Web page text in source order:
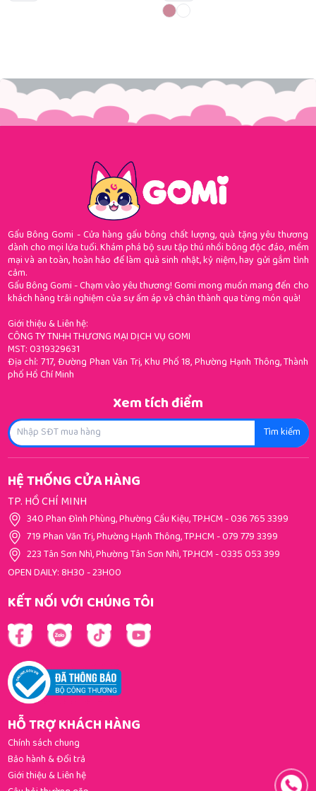
Gấu Bông Gomi - Cửa hàng gấu bông chất lượng, quà tặng yêu thương
dành cho mọi lứa tuổi. Khám phá bộ sưu tập thú nhồi bông độc đáo, mềm
mại và an toàn, hoàn hảo để làm quà sinh nhật, kỷ niệm, hay gửi gắm tình
cảm.
Gấu Bông Gomi - Chạm vào yêu thương! Gomi mong muốn mang đến cho
khách hàng trải nghiệm của sự ấm áp và chân thành qua từng món quà!
Giới thiệu & Liên hệ:
CÔNG TY TNHH THƯƠNG MẠI DỊCH VỤ GOMI
MST: 0319329631
Địa chỉ: 717, Đường Phan Văn Trị, Khu Phố 18, Phường Hạnh Thông, Thành
phố Hồ Chí Minh
Xem tích điểm
Tìm kiếm
HỆ THỐNG CỬA HÀNG
TP. HỒ CHÍ MINH
340 Phan Đình Phùng, Phường Cầu Kiệu, TP.HCM-036 765 3399
719 Phan Văn Trị, Phường Hạnh Thông, TP.HCM-079 779 3399
223 Tân Sơn Nhì, Phường Tân Sơn Nhì, TP.HCM-0335 053 399
OPEN DAILY: 8H30 - 23H00
KẾT NỐI VỚI CHÚNG TÔI
HỖ TRỢ KHÁCH HÀNG
Chính sách chung
Bảo hành & Đổi trả
Giới thiệu & Liên hệ